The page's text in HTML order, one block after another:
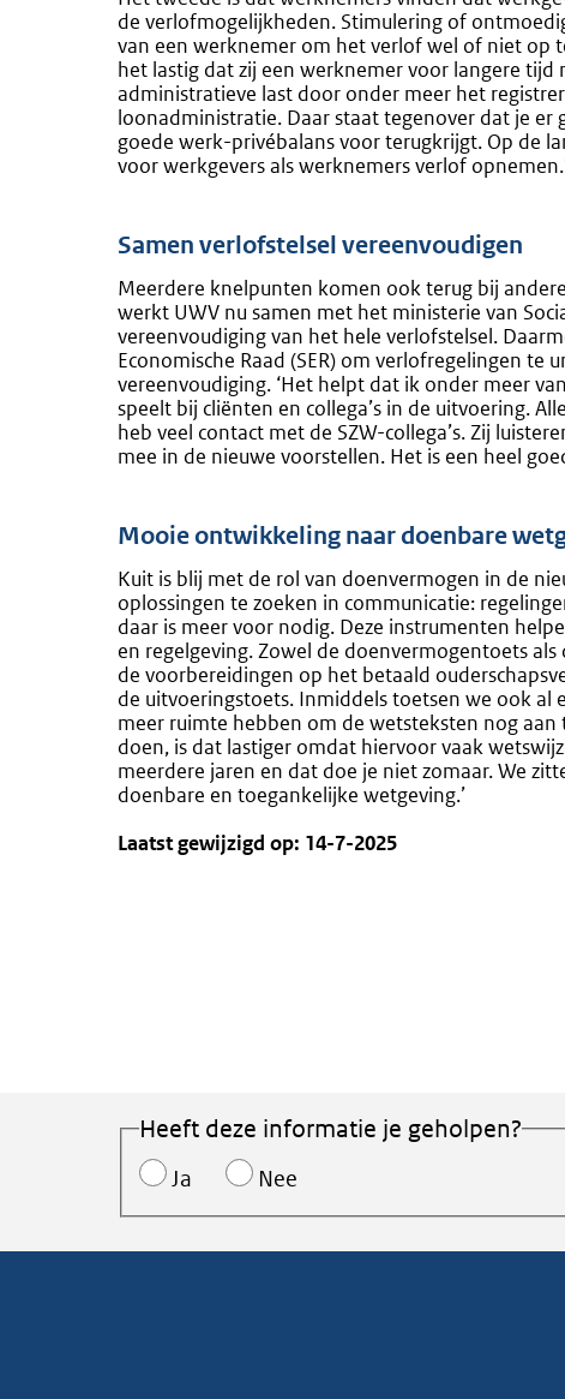
de verlofmogelijkheden. Stimulering of
van een werknemer om het verlof wel of niet op
het lastig dat zij een werknemer voor langere tijd
administratieve last door onder meer het
loonadministratie. Daar staat tegenover dat je er
goede werk-privébalans voor terugkrijgt. Op de
voor werkgevers als werknemers verlof
Samen verlofstelsel vereenvoudigen
Meerdere knelpunten komen ook terug bij
werkt UWV nu samen met het ministerie van
vereenvoudiging van het hele verlofstelsel.
Economische Raad (SER) om verlofregelingen
vereenvoudiging. ‘Het helpt dat ik onder meer
speelt bij cliënten en collega’s in de uitvoering.
heb veel contact met de SZW-collega’s. Zij
mee in de nieuwe voorstellen. Het is een heel
Mooie ontwikkeling naar doenbare
Kuit is blij met de rol van doenvermogen in de
oplossingen te zoeken in communicatie:
daar is meer voor nodig. Deze instrumenten
en regelgeving. Zowel de doenvermogentoets
de voorbereidingen op het betaald
de uitvoeringstoets. Inmiddels toetsen we ook
meer ruimte hebben om de wetsteksten nog
doen, is dat lastiger omdat hiervoor vaak
meerdere jaren en dat doe je niet zomaar. We
doenbare en toegankelijke wetgeving.’
Laatst gewijzigd op: 14-7-2025
Heeft deze informatie je geholpen?
Ja Nee